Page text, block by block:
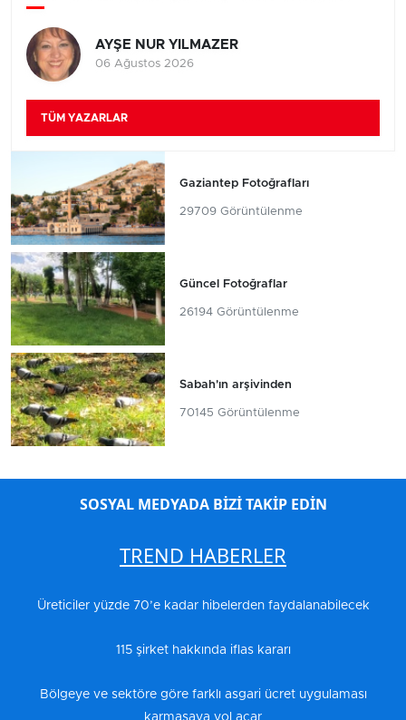
AYŞE NUR YILMAZER
06 Ağustos 2026
TÜM YAZARLAR
Gaziantep Fotoğrafları
29709 Görüntülenme
Güncel Fotoğraflar
26194 Görüntülenme
Sabah'ın arşivinden
70145 Görüntülenme
SOSYAL MEDYADA BİZİ TAKİP EDİN
TREND HABERLER
Üreticiler yüzde 70’e kadar hibelerden faydalanabilecek
115 şirket hakkında iflas kararı
Bölgeye ve sektöre göre farklı asgari ücret uygulaması
karmaşaya yol açar